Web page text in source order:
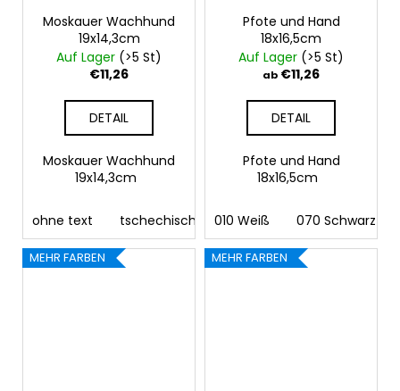
Moskauer Wachhund
19x14,3cm
Auf Lager (>5 St)
€11,26
DETAIL
Moskauer Wachhund
19x14,3cm
ohne text tschechisch deutsch englisch
Pfote und Hand
18x16,5cm
Auf Lager (>5 St)
ab €11,26
DETAIL
Pfote und Hand
18x16,5cm
010 Weiß 070 Schwarz
MEHR FARBEN MEHR FARBEN